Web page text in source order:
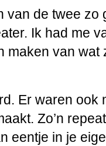
van de twee
Ik had me
maken van wat
Er waren ook
Zo’n
eentje in je